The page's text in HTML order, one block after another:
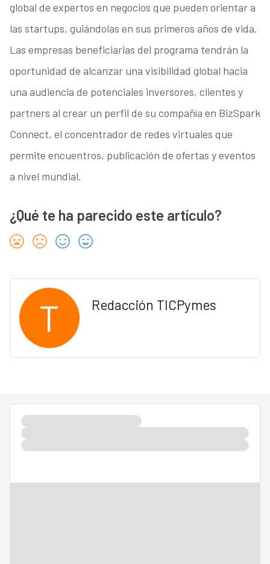
global de expertos en negocios que pueden orientar a
las startups, guiándolas en sus primeros años de vida.
Las empresas beneficiarias del programa tendrán la
oportunidad de alcanzar una visibilidad global hacia
una audiencia de potenciales inversores, clientes y
partners al crear un perfil de su compañía en BizSpark
Connect, el concentrador de redes virtuales que
permite encuentros, publicación de ofertas y eventos
a nivel mundial.
¿Qué te ha parecido este artículo?
T Redacción TICPymes